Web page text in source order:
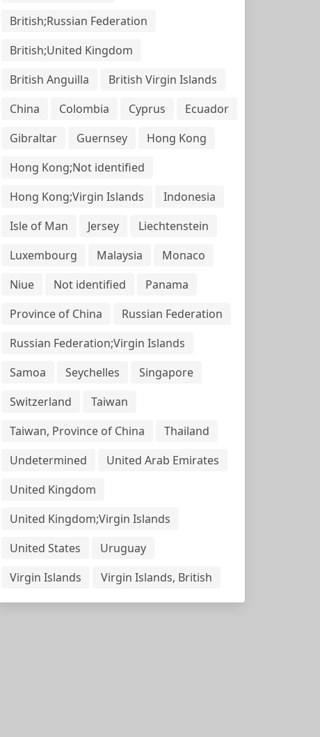
British;Russian Federation
British;United Kingdom
British Anguilla
British Virgin Islands
China
Colombia Cyprus
Ecuador
Gibraltar
Guernsey
Hong Kong
Hong Kong;Not identified
Hong Kong;Virgin Islands
Indonesia
Isle of Man
Jersey
Liechtenstein
Luxembourg
Malaysia
Monaco
Niue
Not identified
Panama
Province of China
Russian Federation
Russian Federation;Virgin Islands
Samoa
Seychelles
Singapore
Switzerland
Taiwan
Taiwan, Province of China
Thailand
Undetermined
United Arab Emirates
United Kingdom
United Kingdom;Virgin Islands
United States
Uruguay
Virgin Islands
Virgin Islands, British